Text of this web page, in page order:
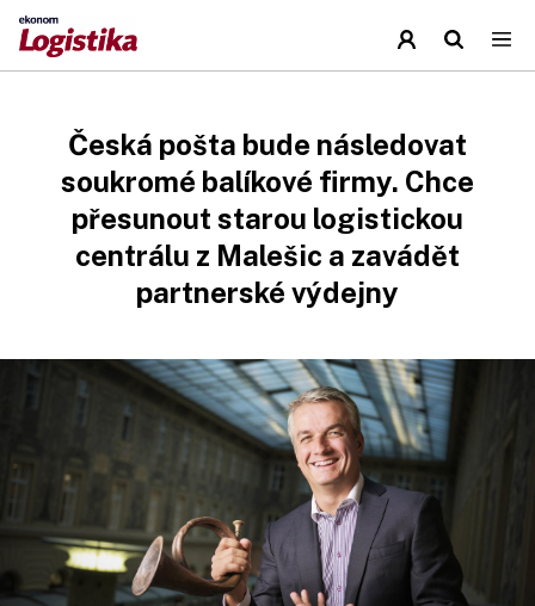
Česká pošta bude následovat
soukromé balíkové firmy. Chce
přesunout starou logistickou
centrálu z Malešic a zavádět
partnerské výdejny